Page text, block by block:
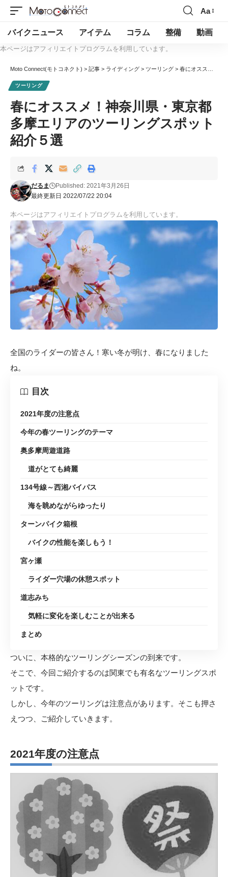
Aa
バイクニュース アイテム コラム 整備 動画
本ページはアフィリエイトプログラムを利用しています。
Moto Connect(モトコネクト) > 記事 > ライディング > ツーリング > 春にオススメ！神奈川県・東京都多摩エリアのツーリングスポット紹介５選
ツーリング
春にオススメ！神奈川県・東京都
多摩エリアのツーリングスポット
紹介５選
最終更新日 2022/07/22 20:04
だるま Published: 2021年3月26日
本ページはアフィリエイトプログラムを利用しています。
全国のライダーの皆さん！寒い冬が明け、春になりました
ね。
目次
2021年度の注意点
今年の春ツーリングのテーマ
奥多摩周遊道路
道がとても綺麗
134号線～西湘バイパス
海を眺めながらゆったり
ターンパイク箱根
バイクの性能を楽しもう！
宮ヶ瀬
ライダー穴場の休憩スポット
道志みち
気軽に変化を楽しむことが出来る
まとめ
ついに、本格的なツーリングシーズンの到来です。
そこで、今回ご紹介するのは関東でも有名なツーリングスポ
ットです。
しかし、今年のツーリングは注意点があります。そこも押さ
えつつ、ご紹介していきます。
2021年度の注意点